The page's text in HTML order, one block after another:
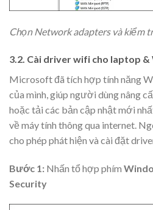
Chọn Network adapters và kiểm
3.2. Cài driver wifi cho laptop
Microsoft đã tích hợp tính năng
của mình, giúp người dùng nâng
hoặc tải các bản cập nhật mới
về máy tính thông qua internet.
cho phép phát hiện và cài đặt
Bước 1: Nhấn tổ hợp phím
Security